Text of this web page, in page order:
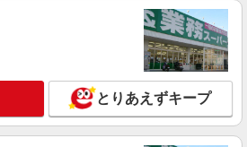
とりあえずキープ